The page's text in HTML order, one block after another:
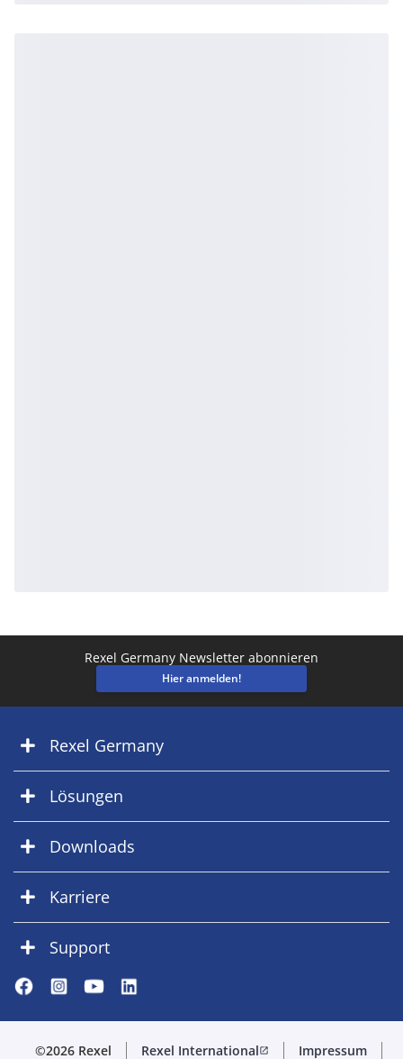
Rexel Germany Newsletter abonnieren
Hier anmelden!
Rexel Germany
Lösungen
Downloads
Karriere
Support
©2026 Rexel Rexel Internationalopen_in_new Impressum